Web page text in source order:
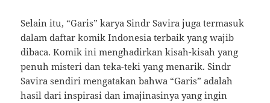
Selain itu, “Garis” karya Sindr Savira juga termasuk
dalam daftar komik Indonesia terbaik yang wajib
dibaca. Komik ini menghadirkan kisah-kisah yang
penuh misteri dan teka-teki yang menarik. Sindr
Savira sendiri mengatakan bahwa “Garis” adalah
hasil dari inspirasi dan imajinasinya yang ingin